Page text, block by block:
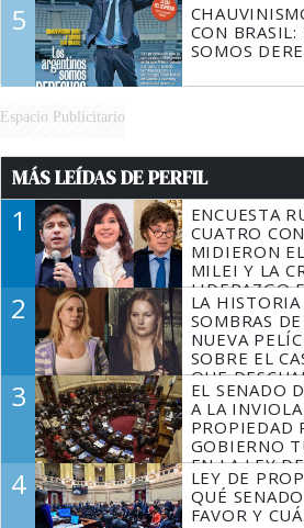
5
CON BRASIL:
SOMOS
Espacio Publicitario
MÁS LEÍDAS DE PERFIL
1
ENCUESTA
CUATRO
MIDIERON
MILEI Y LA
LIDERAZGO
2
LA
SOMBRAS
NUEVA
SOBRE EL
QUE
MARIDO
3
EL SENADO
A LA
PROPIEDAD
GOBIERNO
EN LA LEY
FUEGO
4
LEY DE
QUÉ
FAVOR Y